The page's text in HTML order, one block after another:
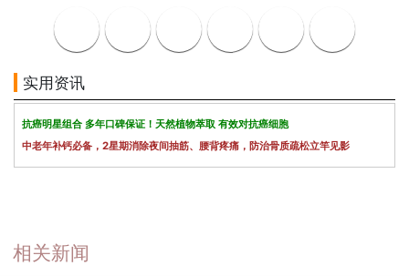
实用资讯
抗癌明星组合 多年口碑保证！天然植物萃取 有效对抗癌细胞
中老年补钙必备，2星期消除夜间抽筋、腰背疼痛，防治骨质疏松立竿见影
相关新闻